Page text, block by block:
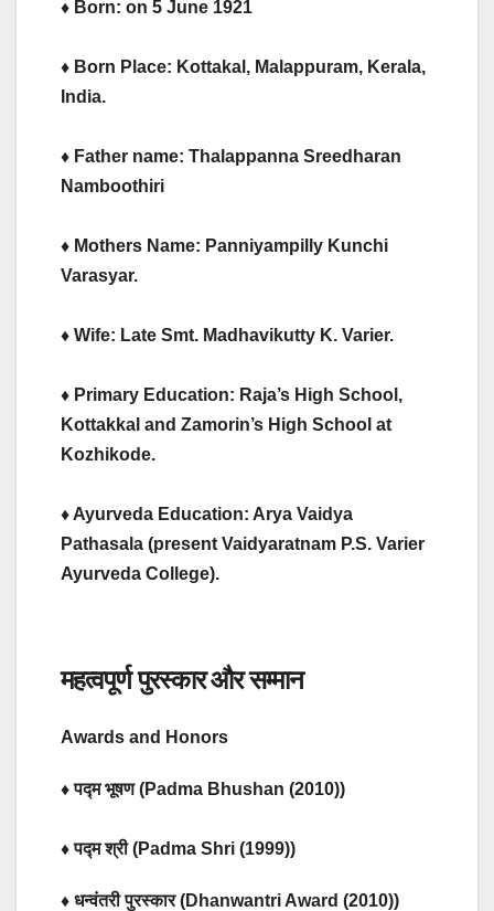
♦ Born: on 5 June 1921
♦ Born Place: Kottakal, Malappuram, Kerala,
India.
♦ Father name: Thalappanna Sreedharan
Namboothiri
♦ Mothers Name: Panniyampilly Kunchi
Varasyar.
♦ Wife: Late Smt. Madhavikutty K. Varier.
♦ Primary Education: Raja’s High School,
Kottakkal and Zamorin’s High School at
Kozhikode.
♦ Ayurveda Education: Arya Vaidya
Pathasala (present Vaidyaratnam P.S. Varier
Ayurveda College).
महत्वपूर्ण पुरस्कार और सम्मान
Awards and Honors
♦ पद्म भूषण (Padma Bhushan (2010))
♦ पद्म श्री (Padma Shri (1999))
♦ धन्वंतरी पुरस्कार (Dhanwantri Award (2010))